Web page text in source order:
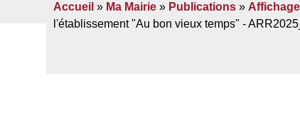
Accueil » Ma Mairie » Publications »
l'établissement "Au bon vieux temps" -